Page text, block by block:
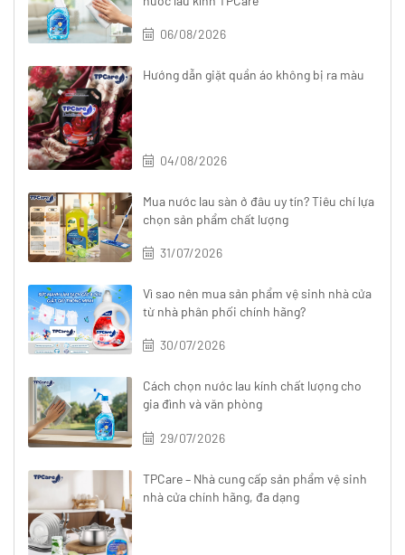
06/08/2026
Hướng dẫn giặt quần áo không bị ra màu
04/08/2026
Mua nước lau sàn ở đâu uy tín? Tiêu chí lựa
chọn sản phẩm chất lượng
31/07/2026
Vì sao nên mua sản phẩm vệ sinh nhà cửa
từ nhà phân phối chính hãng?
30/07/2026
Cách chọn nước lau kính chất lượng cho
gia đình và văn phòng
29/07/2026
TPCare – Nhà cung cấp sản phẩm vệ sinh
nhà cửa chính hãng, đa dạng